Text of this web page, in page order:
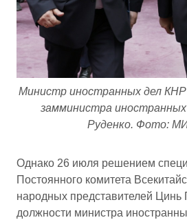
Министр иностранных дел КНР
замминистра
Руденко. Фото:
Однако 26 июля решением
Постоянного комитета
народных представителей Цинь
должности министра